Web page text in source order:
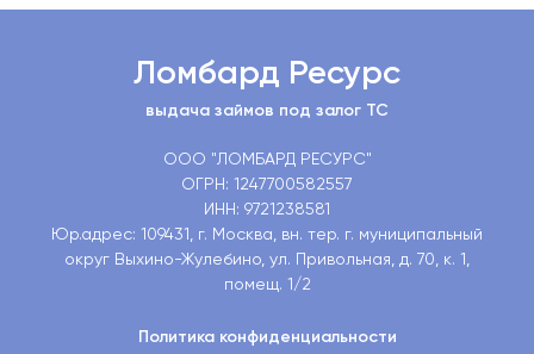
Ломбард Ресурс
выдача займов под залог ТС
ООО "ЛОМБАРД РЕСУРС"
ОГРН: 1247700582557
ИНН: 9721238581
Юр.адрес: 109431, г. Москва, вн. тер. г. муниципальный
округ Выхино-Жулебино, ул. Привольная, д. 70, к. 1,
помещ. 1/2
Политика конфиденциальности